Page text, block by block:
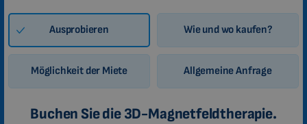
Ausprobieren Wie und wo kaufen?
Möglichkeit der Miete Allgemeine Anfrage
Buchen Sie die 3D-Magnetfeldtherapie.